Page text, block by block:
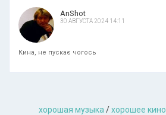
AnShot
30 АВГУСТА 2024 14:11
Кина, не пускає чогось
хорошая музыкa /хорошее кино